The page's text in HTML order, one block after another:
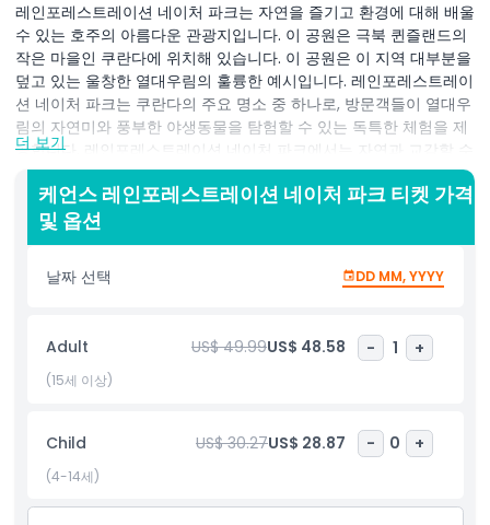
레인포레스트레이션 네이처 파크는 자연을 즐기고 환경에 대해 배울
수 있는 호주의 아름다운 관광지입니다. 이 공원은 극북 퀸즐랜드의
작은 마을인 쿠란다에 위치해 있습니다. 이 공원은 이 지역 대부분을
덮고 있는 울창한 열대우림의 훌륭한 예시입니다. 레인포레스트레이
션 네이처 파크는 쿠란다의 주요 명소 중 하나로, 방문객들이 열대우
림의 자연미와 풍부한 야생동물을 탐험할 수 있는 독특한 체험을 제
공합니다. 레인포레스트레이션 네이처 파크에서는 자연과 교감할 수
있는 다양한 재미있는 활동에 참여할 수 있습니다. 하이라이트 중 하
나는 유명한 아미 덕 투어입니다. 이 특별 차량은 육지와 수상을 모
두 지나며 자연 환경을 가까이서 볼 수 있게 해줍니다. 이 투어를 통
해 방문객들은 열대 식물, 나무, 그리고 열대우림의 서식 동물을 볼
수 있습니다. 아미 덕 투어 외에도 레인포레스트레이션 네이처 파크
에서는 호주의 고유 동물을 볼 수 있는 기회가 제공됩니다. 코알라,
니다. 이곳은 호주의 독특한 야생동물을 안전하고 상호작용적인 환
경에서 배울 수 있는 훌륭한 장소입니다. 레인포레스트레이션 네이
처 파크는 문화적 체험으로도 유명합니다. 방문객들은 전통 원주민
습니다. 이 공원은 수천 년 동안 원주민들이 자연과 조화를 이루며
살아온 방식을 흥미롭게 보여줍니다. 이로써 레인포레스트레이션 네
이처 파크는 자연과 문화가 함께하는 장소가 됩니다.
더 보기
케언스 레인포레스트레이션 네이처 파크 티켓 가격
및 옵션
날짜 선택 DD MM, YYYY
Adult US$ 49.99US$ 48.58 - 1 +
(15세 이상)
Child US$ 30.27US$ 28.87 - 0 +
(4-14세)